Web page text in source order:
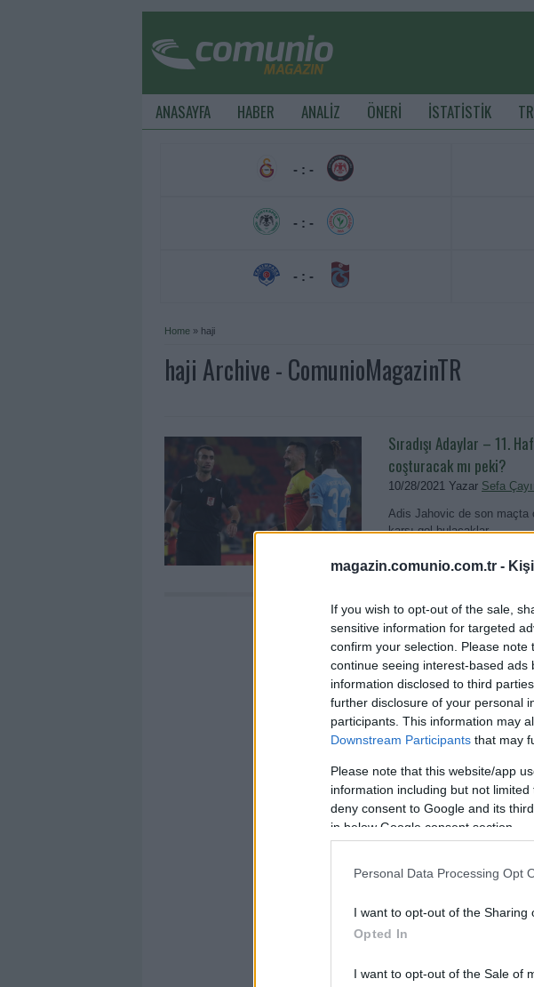
magazin.comunio.com.tr -
If you wish to opt-out of the sale,
sensitive information for targeted
confirm your selection. Please
continue seeing interest-based
information disclosed to third
further disclosure of your personal
participants. This information may
Downstream Participants that may
Please note that this website/app
information including but not
deny consent to Google and its
in below Google consent section.
Personal Data Processing Opt
I want to opt-out of the Sharing
Opted In
I want to opt-out of the Sale of
ANASAYFA HABER ANALİZ ÖNERİ İSTATİSTİK
- : -
- : -
- : -
Home » haji
haji Archive - ComunioMagazinTR
Sıradışı Adaylar – 11.
coşturacak mı peki?
10/28/2021 Yazar Sefa
Adis Jahovic de son maçta
karşı gol bulacaklar.